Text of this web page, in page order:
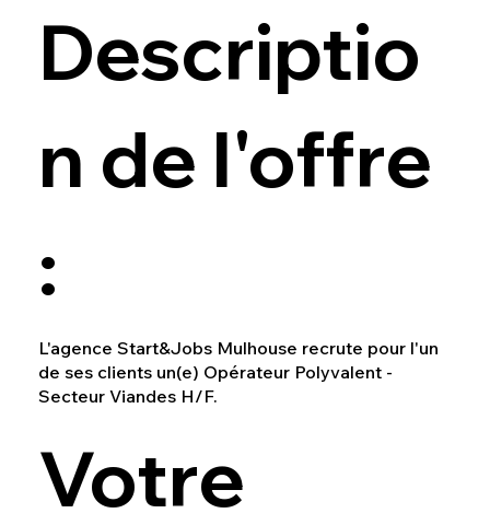
Descriptio
n de l'offre
:
L'agence Start&Jobs Mulhouse recrute pour l'un
de ses clients un(e) Opérateur Polyvalent -
Secteur Viandes H/F.
Votre